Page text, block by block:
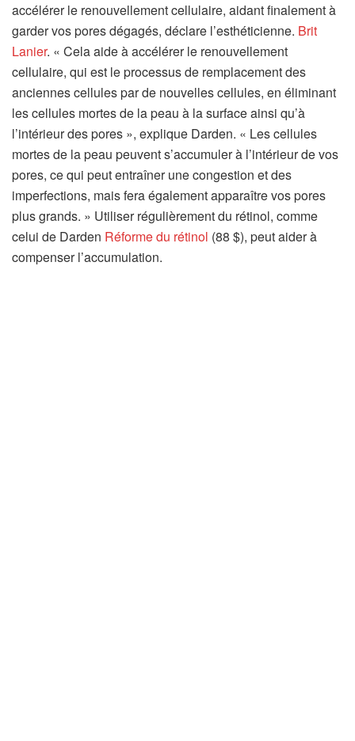
accélérer le renouvellement cellulaire, aidant finalement à
garder vos pores dégagés, déclare l’esthéticienne. Brit
Lanier. « Cela aide à accélérer le renouvellement
cellulaire, qui est le processus de remplacement des
anciennes cellules par de nouvelles cellules, en éliminant
les cellules mortes de la peau à la surface ainsi qu’à
l’intérieur des pores », explique Darden. « Les cellules
mortes de la peau peuvent s’accumuler à l’intérieur de vos
pores, ce qui peut entraîner une congestion et des
imperfections, mais fera également apparaître vos pores
plus grands. » Utiliser régulièrement du rétinol, comme
celui de Darden Réforme du rétinol (88 $), peut aider à
compenser l’accumulation.